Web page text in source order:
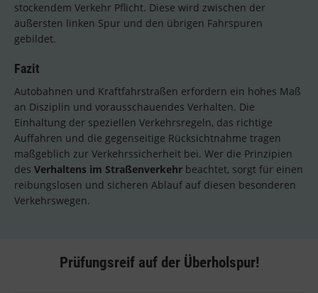
stockendem Verkehr Pflicht. Diese wird zwischen der
äußersten linken Spur und den übrigen Fahrspuren
gebildet.
Fazit
Autobahnen und Kraftfahrstraßen erfordern ein hohes Maß
an Disziplin und vorausschauendes Verhalten. Die
Einhaltung der speziellen Verkehrsregeln, das richtige
Auffahren und die gegenseitige Rücksichtnahme tragen
maßgeblich zur Verkehrssicherheit bei. Wer die Prinzipien
des Verhaltens im Straßenverkehr beachtet, sorgt für einen
reibungslosen und sicheren Ablauf auf diesen besonderen
Verkehrswegen.
Prüfungsreif auf der Überholspur!